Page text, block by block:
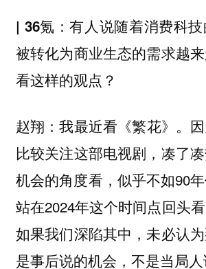
| 36氪：有人说随着消费科
被转化为商业生态的需求越
看这样的观点？
赵翔：我最近看《繁花》。
比较关注这部电视剧，凑了
机会的角度看，似乎不如90
站在2024年这个时间点回头
如果我们深陷其中，未必认
是事后说的机会，不是当局人